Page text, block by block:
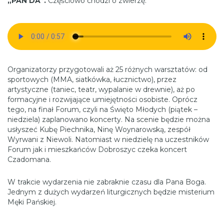
Organizatorzy przygotowali aż 25 różnych warsztatów: od
sportowych (MMA, siatkówka, łucznictwo), przez
artystyczne (taniec, teatr, wypalanie w drewnie), aż po
formacyjne i rozwijające umiejętności osobiste. Oprócz
tego, na finał Forum, czyli na Święto Młodych (piątek –
niedziela) zaplanowano koncerty. Na scenie będzie można
usłyszeć Kubę Piechnika, Ninę Woynarowską, zespół
Wyrwani z Niewoli. Natomiast w niedzielę na uczestników
Forum jak i mieszkańców Dobroszyc czeka koncert
Czadomana.
W trakcie wydarzenia nie zabraknie czasu dla Pana Boga.
Jednym z dużych wydarzeń liturgicznych będzie misterium
Męki Pańskiej.